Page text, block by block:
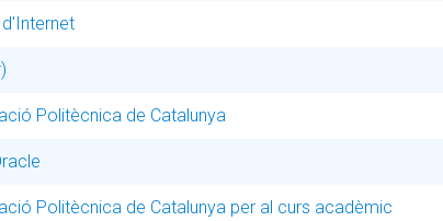
Politècnica de Catalunya
Politècnica de Catalunya per al curs acadèmic